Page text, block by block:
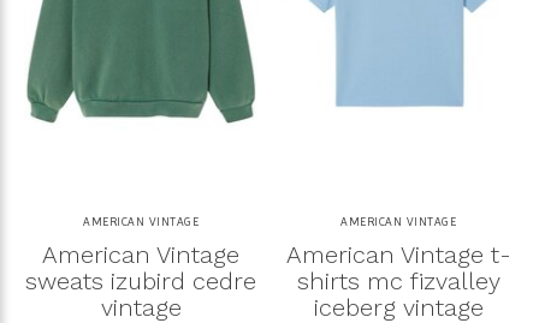
AMERICAN VINTAGE
American Vintage
sweats izubird cedre
vintage
AMERICAN VINTAGE
American Vintage t-
shirts mc fizvalley
iceberg vintage